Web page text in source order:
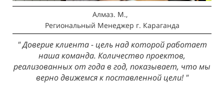
Алмаз. М.,
Региональный Менеджер г. Караганда
" Доверие клиента - цель над которой работает
наша команда. Количество проектов,
реализованных от года в год, показывает, что мы
верно движемся к поставленной цели! "